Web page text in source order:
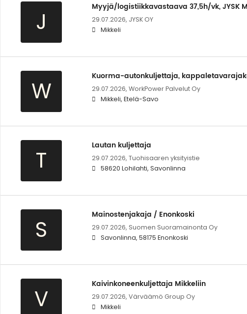
J
Myyjä/logistiikkavastaava 37,5h/vk, JYSK
29.07.2026, JYSK OY
Mikkeli
W
Kuorma-autonkuljettaja,
29.07.2026, WorkPower Palvelut Oy
Mikkeli, Etelä-Savo
T
Lautan kuljettaja
29.07.2026, Tuohisaaren yksityistie
58620 Lohilahti, Savonlinna
S
Mainostenjakaja / Enonkoski
29.07.2026, Suomen Suoramainonta Oy
Savonlinna, 58175 Enonkoski
V
Kaivinkoneenkuljettaja Mikkeliin
29.07.2026, Värväämö Group Oy
Mikkeli